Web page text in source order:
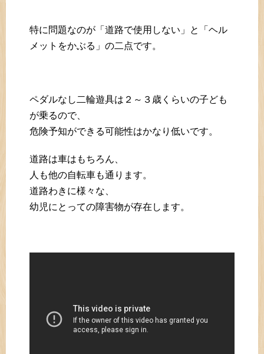
特に問題なのが「道路で使用しない」と「ヘル
メットをかぶる」の二点です。
ペダルなし二輪遊具は２～３歳くらいの子ども
が乗るので、
危険予知ができる可能性はかなり低いです。
道路は車はもちろん、
人も他の自転車も通ります。
道路わきに様々な、
幼児にとっての障害物が存在します。